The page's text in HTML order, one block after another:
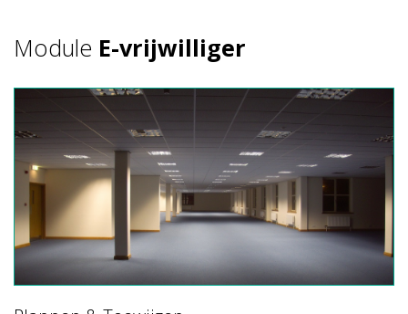
Module E-vrijwilliger